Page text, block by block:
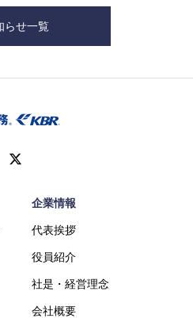
らせ一覧
企業情報
代表挨拶
役員紹介
社是・経営理念
会社概要